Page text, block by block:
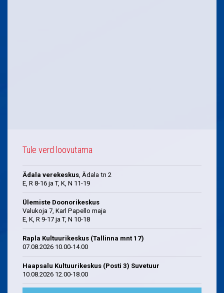
Tule verd loovutama
Ädala verekeskus , Ädala tn 2
E, R 8-16 ja T, K, N 11-19
Ülemiste Doonorikeskus
Valukoja 7, Karl Papello maja
E, K, R 9-17 ja T, N 10-18
Rapla Kultuurikeskus (Tallinna mnt 17)
07.08.2026 10.00-14.00
Haapsalu Kultuurikeskus (Posti 3) Suvetuur
10.08.2026 12.00-18.00